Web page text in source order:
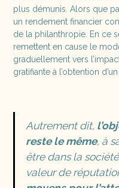
plus démunis. Alors que
un rendement financier
de la philanthropie. En ce
remettent en cause le
graduellement vers
gratifiante à l’obtention
Autrement dit,
reste le même, à
être dans la
valeur de